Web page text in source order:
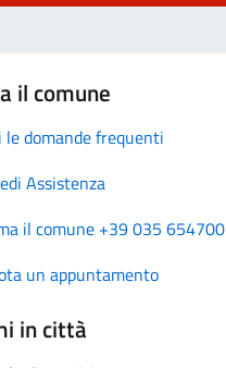
il comune
le domande frequenti
Assistenza
il comune +39 035 654700
un appuntamento
in città